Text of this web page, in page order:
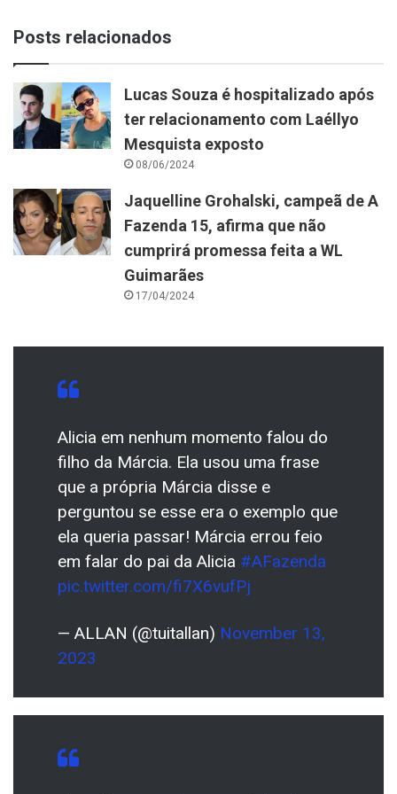
Posts relacionados
Lucas Souza é hospitalizado após
ter relacionamento com Laéllyo
Mesquista exposto
08/06/2024
Jaquelline Grohalski, campeã de A
Fazenda 15, afirma que não
cumprirá promessa feita a WL
Guimarães
17/04/2024
Alicia em nenhum momento falou do
filho da Márcia. Ela usou uma frase
que a própria Márcia disse e
perguntou se esse era o exemplo que
ela queria passar! Márcia errou feio
em falar do pai da Alicia #AFazenda
pic.twitter.com/fi7X6vufPj
— ALLAN (@tuitallan) November 13,
2023